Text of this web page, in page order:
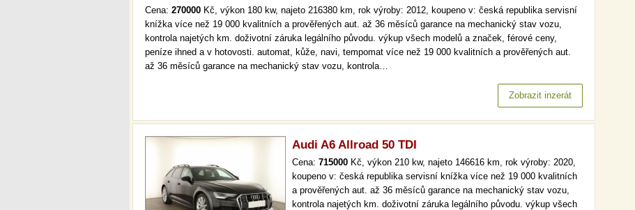
Cena: 270000 Kč, výkon 180 kw, najeto 216380 km, rok výroby: 2012, koupeno v: česká republika servisní
knížka více než 19 000 kvalitních a prověřených aut. až 36 měsíců garance na mechanický stav vozu,
kontrola najetých km. doživotní záruka legálního původu. výkup všech modelů a značek, férové ceny,
peníze ihned a v hotovosti. automat, kůže, navi, tempomat více než 19 000 kvalitních a prověřených aut.
až 36 měsíců garance na mechanický stav vozu, kontrola…
Zobrazit inzerát
Audi A6 Allroad 50 TDI
Cena: 715000 Kč, výkon 210 kw, najeto 146616 km, rok výroby: 2020,
koupeno v: česká republika servisní knížka více než 19 000 kvalitních
a prověřených aut. až 36 měsíců garance na mechanický stav vozu,
kontrola najetých km. doživotní záruka legálního původu. výkup všech